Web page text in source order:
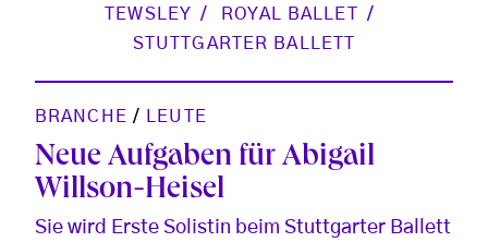
TEWSLEY
ROYAL BALLET
STUTTGARTER BALLETT
BRANCHE / LEUTE
Neue Aufgaben für Abigail
Willson-Heisel
Sie wird Erste Solistin beim Stuttgarter Ballett